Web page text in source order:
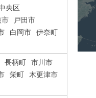
央区
市
戸田市
白岡市
伊奈町
長柄町
市川市
栄町
木更津市